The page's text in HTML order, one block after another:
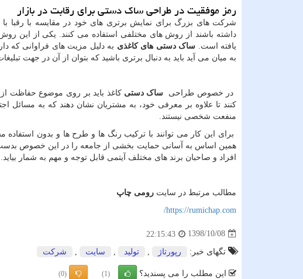
رمز موفقیت در طراحی ساک دستی برای رقابت در بازار
شرکت های بزرگ برای نمایش برتری های خود در مقایسه با رقبا
داشته باشند از روش های مختلفی استفاده می کنند. یکی از این روش
یافته است. ساک دستی های کاغذی به دلیل مزیت های فراوانی که
به میان می آید باید به دنبال برتری باشید که بتوان از آن در جهت
در خصوص طراحی ساک دستی کاغذ باید بر روی موضوع حفاظت
کنند تا علاوه بر معرفی خود، به مشتریان نشان دهند که به مسائل
منفعت شخصی نیستند.
برای این کار می توانند با ترکیب رنگ ها و طرح ها و بدون استفاده
همین اساس به آسانی حمایت بخشی از جامعه را در این خصوص
افراد و صاحبان برند های مختلف آیتمی قابل توجه و مهم به شمار بیاید.
مطالب مرتبط در سایت رومی چاپ
https://rumichap.com/
1398/10/08
22:15:43
تگهای خبر: رپورتاژ تولید سایت شركت
این مطلب را می پسندید؟ (1)
(0)